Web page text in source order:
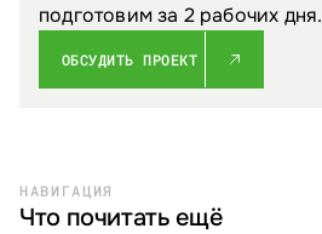
подготовим за 2 рабочих дня.
ОБСУДИТЬ ПРОЕКТ
НАВИГАЦИЯ
Что почитать ещё